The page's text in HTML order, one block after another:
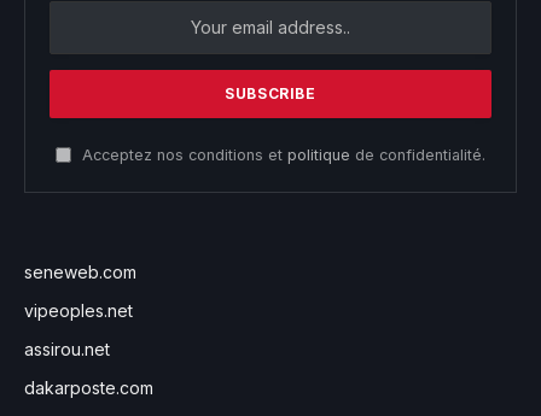
Acceptez nos conditions et politique de confidentialité.
seneweb.com
vipeoples.net
assirou.net
dakarposte.com